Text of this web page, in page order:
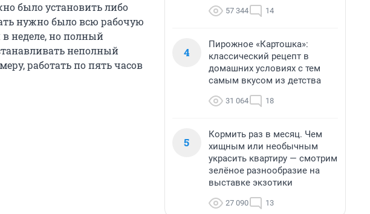
было установить либо
нужно было всю рабочую
неделе, но полный
неполный
работать по пять часов
57 344 14
4
Пирожное «Картошка»:
классический рецепт в
домашних условиях с тем
самым вкусом из детства
31 064 18
5
Кормить раз в месяц. Чем
хищным или необычным
украсить квартиру — смотрим
зелёное разнообразие на
выставке экзотики
27 090 13